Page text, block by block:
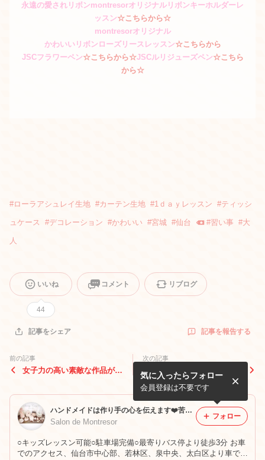
永遠の愛されリボンmontresorオリジナルリボンキーホルダーレ
ッスン☆こちらから☆
montresorオリジナル
かわいいリボンローズリースレッスン☆こちらから
JSCフラワーペン☆こちらから☆JSCルリジューズペン☆こちら
から☆
#ローラアシュレイ生地 #カーテン生地 #1ｄａｙレッスン #ティッシ
ュケース #デコレーション #かわいい #宮城 #仙台 #習い事 #大
人
いいね
44
コメント リブログ
記事をシェア 記事を報告する
前の記事
女子力の高い素敵な作品が完
次の記事
生徒様ブログ❤️レッスンのご
案内です❤️リボンキーホルダ
ー レッスン
ハンドメイドは作り手の心を伝えます❤️苦手を得意に！得意をもっと得意に！心に届けるハンドメイド教室❤️
Salon de Montresor
○キッズレッスン可能○駐車場完備○最寄りバス停より徒歩3分 お車
でのアクセス、仙台市中心部、若林区、泉中央、太白区より車で約
気に入ったらフォロー
会員登録は不要です
フォロー